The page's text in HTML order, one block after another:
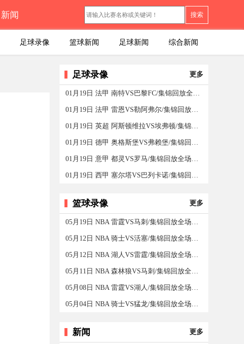
新闻 搜索
足球录像 篮球新闻 足球新闻 综合新闻
足球录像 更多
01月19日 法甲 南特VS巴黎FC/集锦回放全场录像/集锦回放
01月19日 法甲 雷恩VS勒阿弗尔/集锦回放全场录像/集锦回
01月19日 英超 阿斯顿维拉VS埃弗顿/集锦回放全场录像
01月19日 德甲 奥格斯堡VS弗赖堡/集锦回放全场录像/集锦
01月19日 意甲 都灵VS罗马/集锦回放全场录像/集锦回放
01月19日 西甲 塞尔塔VS巴列卡诺/集锦回放全场录像/集锦
篮球录像 更多
05月19日 NBA 雷霆VS马刺/集锦回放全场录像/集锦回放
05月12日 NBA 骑士VS活塞/集锦回放全场录像/集锦回放
05月12日 NBA 湖人VS雷霆/集锦回放全场录像/集锦回放
05月11日 NBA 森林狼VS马刺/集锦回放全场录像/集锦回放
05月08日 NBA 雷霆VS湖人/集锦回放全场录像/集锦回放
05月04日 NBA 骑士VS猛龙/集锦回放全场录像/集锦回放
新闻 更多